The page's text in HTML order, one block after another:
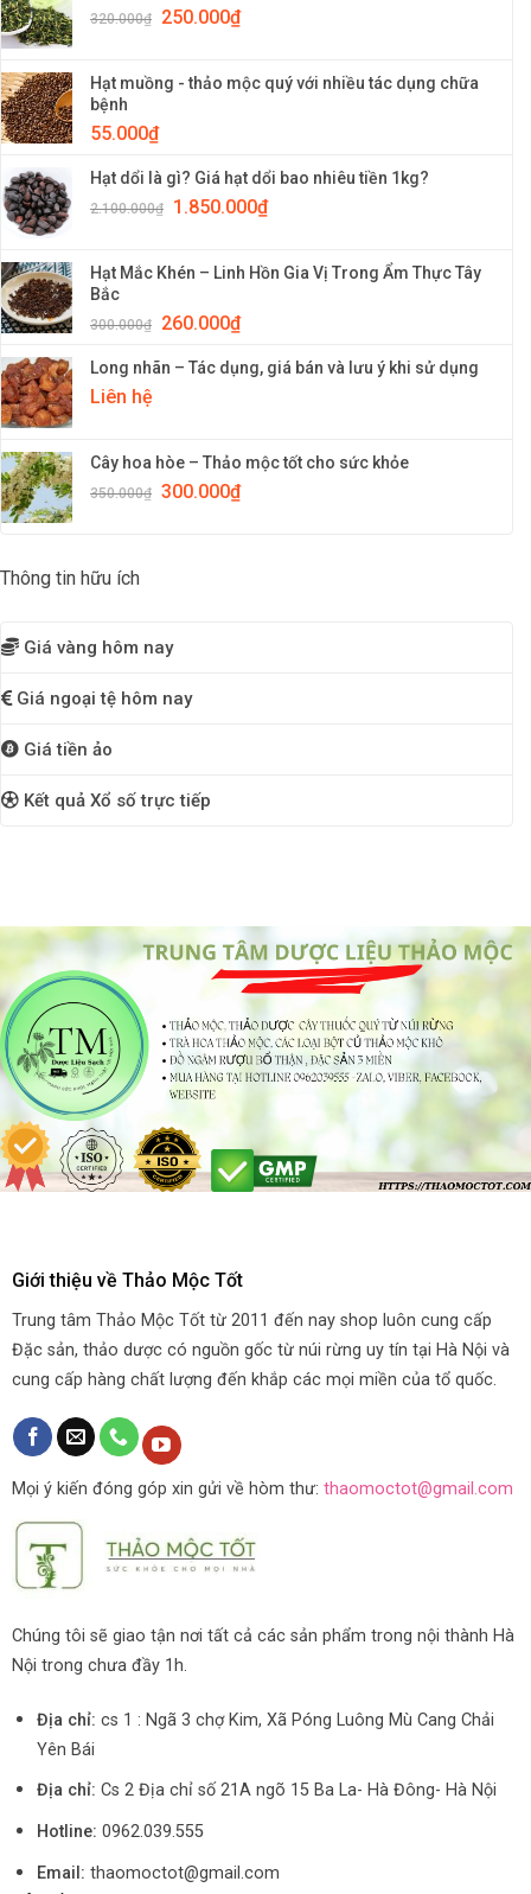
320.000₫ 250.000₫
Hạt muồng - thảo mộc quý với nhiều tác dụng chữa
bệnh
55.000₫
Hạt dổi là gì? Giá hạt dổi bao nhiêu tiền 1kg?
2.100.000₫ 1.850.000₫
Hạt Mắc Khén – Linh Hồn Gia Vị Trong Ẩm Thực Tây
Bắc
300.000₫ 260.000₫
Long nhãn – Tác dụng, giá bán và lưu ý khi sử dụng
Liên hệ
Cây hoa hòe – Thảo mộc tốt cho sức khỏe
350.000₫ 300.000₫
Thông tin hữu ích
Giá vàng hôm nay
Giá ngoại tệ hôm nay
Giá tiền ảo
Kết quả Xổ số trực tiếp
Giới thiệu về Thảo Mộc Tốt
Trung tâm Thảo Mộc Tốt từ 2011 đến nay shop luôn cung cấp
Đặc sản, thảo dược có nguồn gốc từ núi rừng uy tín tại Hà Nội và
cung cấp hàng chất lượng đến khắp các mọi miền của tổ quốc.
Mọi ý kiến đóng góp xin gửi về hòm thư: thaomoctot@gmail.com
Chúng tôi sẽ giao tận nơi tất cả các sản phẩm trong nội thành Hà
Nội trong chưa đầy 1h.
Địa chỉ: cs 1 : Ngã 3 chợ Kim, Xã Póng Luông Mù Cang Chải
Yên Bái
Địa chỉ: Cs 2 Địa chỉ số 21A ngõ 15 Ba La- Hà Đông- Hà Nội
Hotline: 0962.039.555
Email: thaomoctot@gmail.com